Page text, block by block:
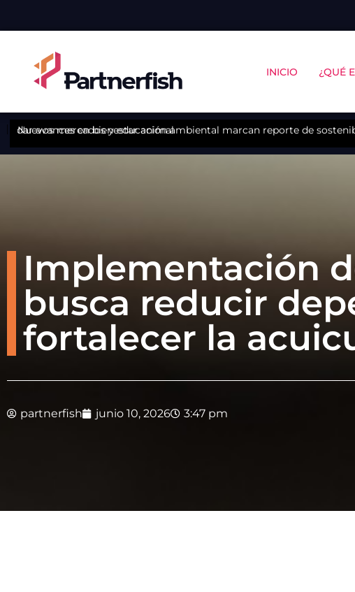
INICIO ¿QUÉ
avances en bienestar animal
Nuevos mercados y educación ambiental marcan reporte de
Implementación
busca reducir
fortalecer la
partnerfish junio 10, 2026 3:47 pm